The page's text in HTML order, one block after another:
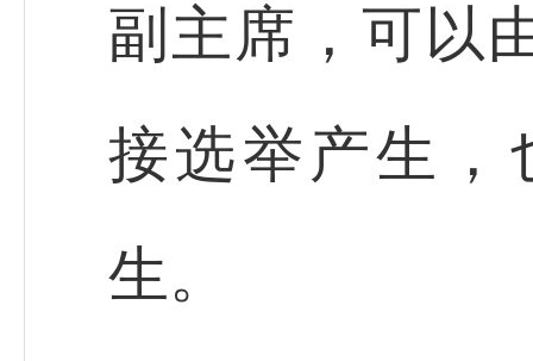
副主席，可以
接选举产生，
生。